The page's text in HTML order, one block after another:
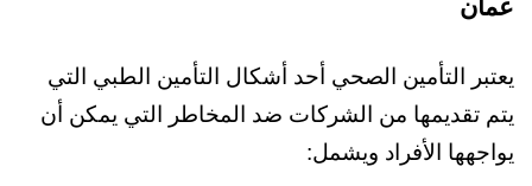
عمان
يعتبر التأمين الصحي أحد أشكال التأمين الطبي التي
يتم تقديمها من الشركات ضد المخاطر التي يمكن أن
يواجهها الأفراد ويشمل: